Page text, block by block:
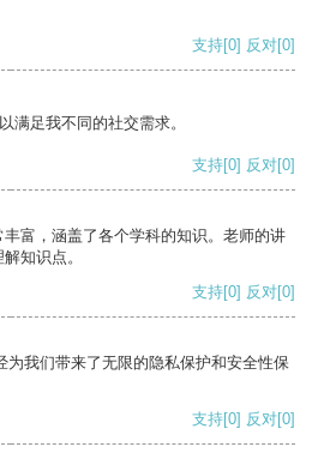
支持[0] 反对[0]
满足我不同的社交需求。
支持[0] 反对[0]
富，涵盖了各个学科的知识。老师的讲
知识点。
支持[0] 反对[0]
为我们带来了无限的隐私保护和安全性保
支持[0] 反对[0]